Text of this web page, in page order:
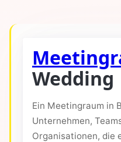
Wedding
Ein Meetingraum in
Unternehmen,
Organisationen, die